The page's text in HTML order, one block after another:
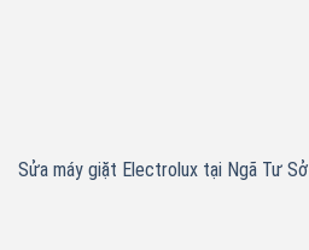
Sửa máy giặt Electrolux tại Ngã Tư Sở